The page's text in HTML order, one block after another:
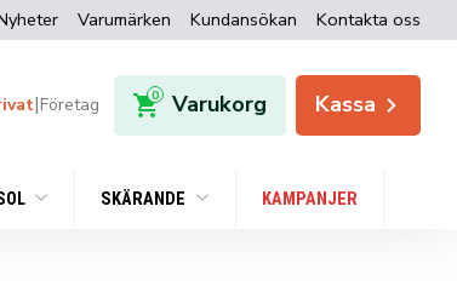
Varumärken Kundansökan Kontakta oss
|Företag 0 Varukorg Kassa
SKÄRANDE KAMPANJER